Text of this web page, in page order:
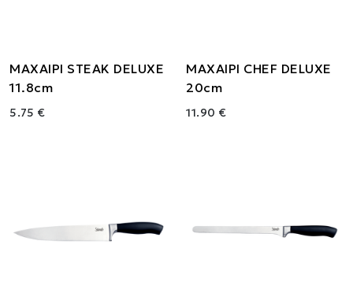
ΜΑΧΑΙΡΙ STEAK DELUXE
11.8cm
5.75 €
ΜΑΧΑΙΡΙ CHEF DELUXE
20cm
11.90 €